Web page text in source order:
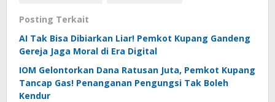
Posting Terkait
AI Tak Bisa Dibiarkan Liar! Pemkot Kupang Gandeng
Gereja Jaga Moral di Era Digital
IOM Gelontorkan Dana Ratusan Juta, Pemkot Kupang
Tancap Gas! Penanganan Pengungsi Tak Boleh
Kendur